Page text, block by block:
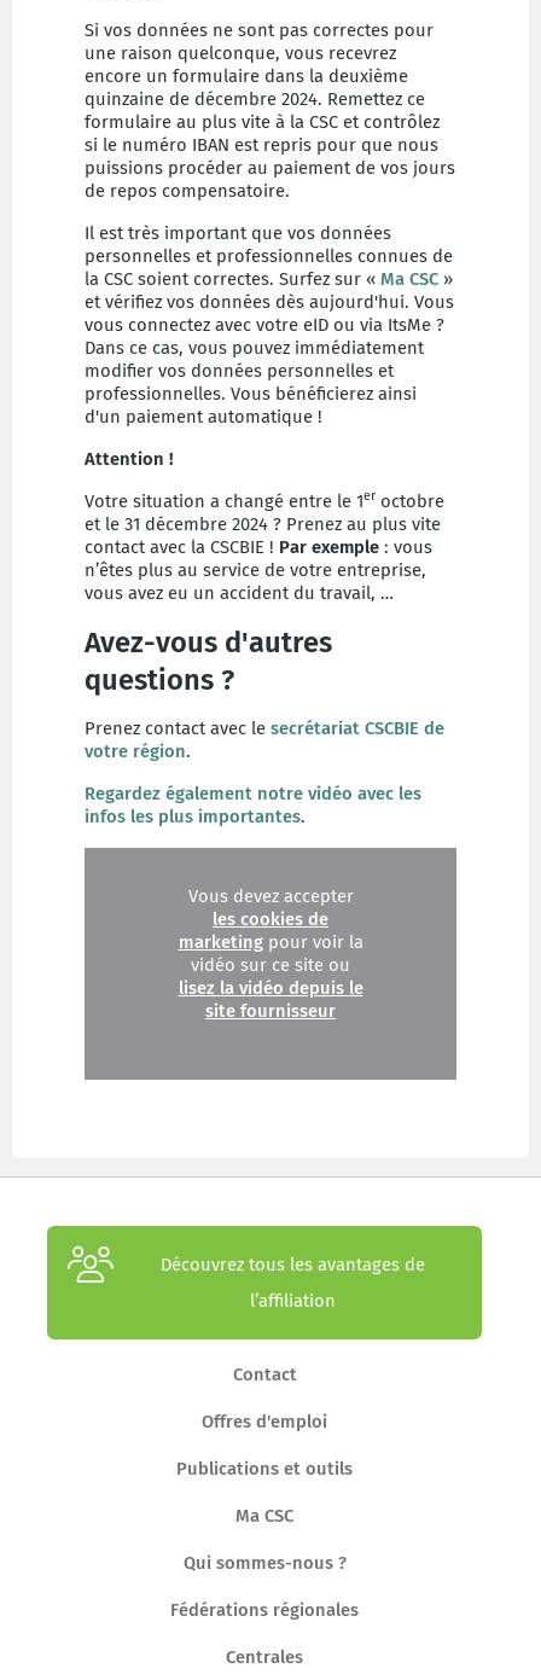
Si vos données ne sont pas correctes pour
une raison quelconque, vous recevrez
encore un formulaire dans la deuxième
quinzaine de décembre 2024. Remettez ce
formulaire au plus vite à la CSC et contrôlez
si le numéro IBAN est repris pour que nous
puissions procéder au paiement de vos jours
de repos compensatoire.
Il est très important que vos données
personnelles et professionnelles connues de
la CSC soient correctes. Surfez sur « Ma CSC »
et vérifiez vos données dès aujourd'hui. Vous
vous connectez avec votre eID ou via ItsMe ?
Dans ce cas, vous pouvez immédiatement
modifier vos données personnelles et
professionnelles. Vous bénéficierez ainsi
d'un paiement automatique !
Attention !
Votre situation a changé entre le 1er octobre
et le 31 décembre 2024 ? Prenez au plus vite
contact avec la CSCBIE ! Par exemple : vous
n’êtes plus au service de votre entreprise,
vous avez eu un accident du travail, …
Avez-vous d'autres
questions ?
Prenez contact avec le secrétariat CSCBIE de
votre région.
Regardez également notre vidéo avec les
infos les plus importantes.
Vous devez accepter
les cookies de
marketingpour voir la
vidéo sur ce site ou
lisez la vidéo depuis le
site fournisseur
Découvrez tous les avantages de
l’affiliation
Contact
Offres d'emploi
Publications et outils
Ma CSC
Qui sommes-nous ?
Fédérations régionales
Centrales